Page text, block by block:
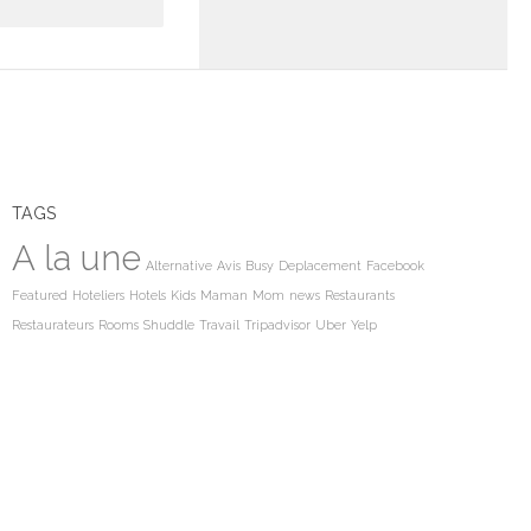
TAGS
A la une Alternative Avis Busy Deplacement Facebook
Featured Hoteliers Hotels Kids Maman Mom news Restaurants
Restaurateurs Rooms Shuddle Travail Tripadvisor Uber Yelp